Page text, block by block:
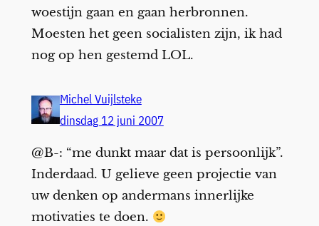
woestijn gaan en gaan herbronnen.
Moesten het geen socialisten zijn, ik had
nog op hen gestemd LOL.
Michel Vuijlsteke
dinsdag 12 juni 2007
@B-: “me dunkt maar dat is persoonlijk”.
Inderdaad. U gelieve geen projectie van
uw denken op andermans innerlijke
motivaties te doen.